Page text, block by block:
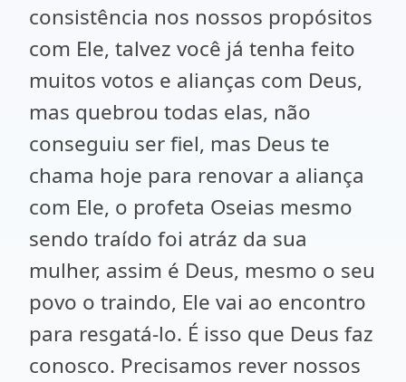
consistência nos nossos propósitos
com Ele, talvez você já tenha feito
muitos votos e alianças com Deus,
mas quebrou todas elas, não
conseguiu ser fiel, mas Deus te
chama hoje para renovar a aliança
com Ele, o profeta Oseias mesmo
sendo traído foi atráz da sua
mulher, assim é Deus, mesmo o seu
povo o traindo, Ele vai ao encontro
para resgatá-lo. É isso que Deus faz
conosco. Precisamos rever nossos